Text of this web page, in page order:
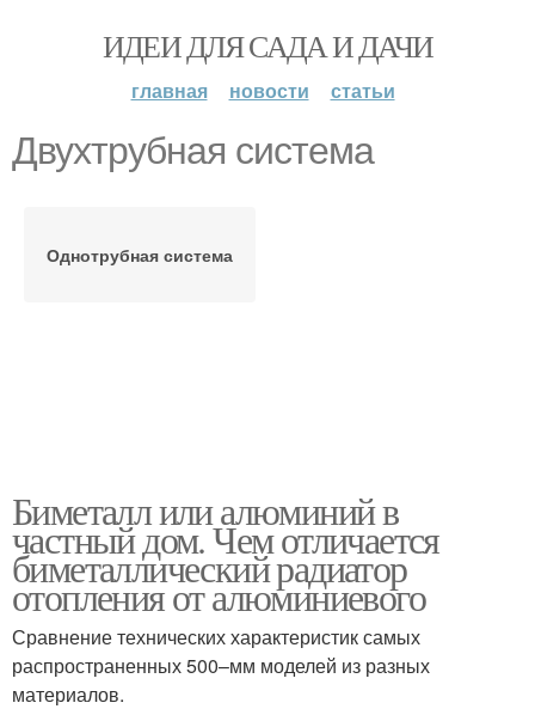
ИДЕИ ДЛЯ САДА И ДАЧИ
главная новости статьи
Двухтрубная система
Однотрубная система
Биметалл или алюминий в
частный дом. Чем отличается
биметаллический радиатор
отопления от алюминиевого
Сравнение технических характеристик самых
распространенных 500–мм моделей из разных
материалов.